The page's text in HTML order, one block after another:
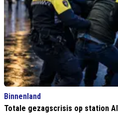
Binnenland
Totale gezagscrisis op station